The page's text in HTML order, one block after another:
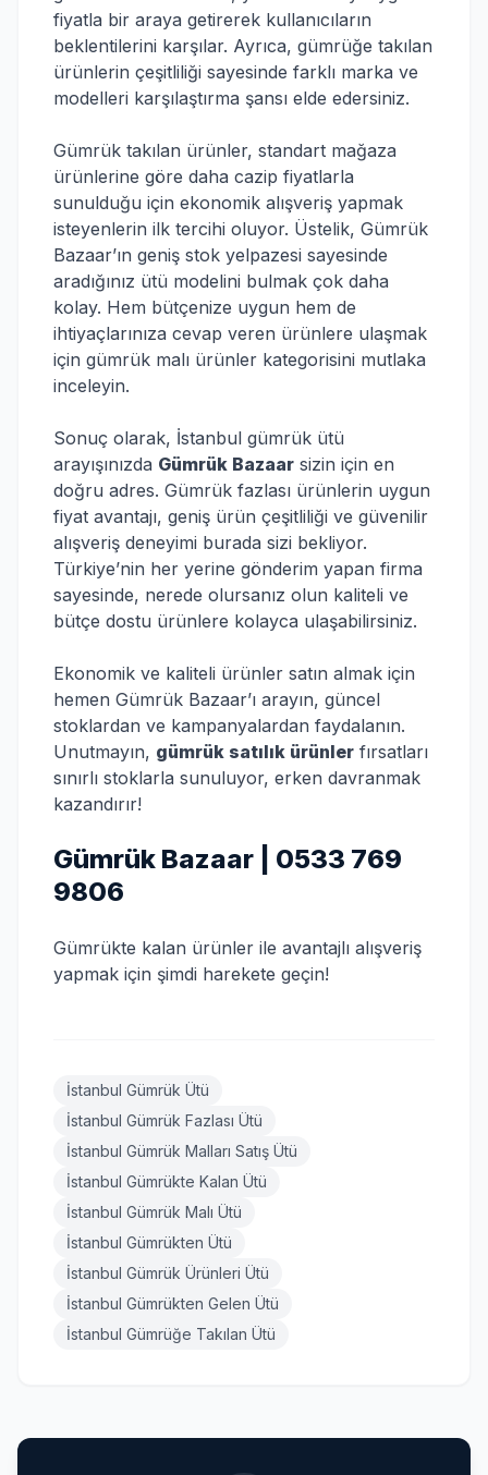
fiyatla bir araya getirerek kullanıcıların
beklentilerini karşılar. Ayrıca, gümrüğe takılan
ürünlerin çeşitliliği sayesinde farklı marka ve
modelleri karşılaştırma şansı elde edersiniz.
Gümrük takılan ürünler, standart mağaza
ürünlerine göre daha cazip fiyatlarla
sunulduğu için ekonomik alışveriş yapmak
isteyenlerin ilk tercihi oluyor. Üstelik, Gümrük
Bazaar’ın geniş stok yelpazesi sayesinde
aradığınız ütü modelini bulmak çok daha
kolay. Hem bütçenize uygun hem de
ihtiyaçlarınıza cevap veren ürünlere ulaşmak
için gümrük malı ürünler kategorisini mutlaka
inceleyin.
Sonuç olarak, İstanbul gümrük ütü
arayışınızda Gümrük Bazaar sizin için en
doğru adres. Gümrük fazlası ürünlerin uygun
fiyat avantajı, geniş ürün çeşitliliği ve güvenilir
alışveriş deneyimi burada sizi bekliyor.
Türkiye’nin her yerine gönderim yapan firma
sayesinde, nerede olursanız olun kaliteli ve
bütçe dostu ürünlere kolayca ulaşabilirsiniz.
Ekonomik ve kaliteli ürünler satın almak için
hemen Gümrük Bazaar’ı arayın, güncel
stoklardan ve kampanyalardan faydalanın.
Unutmayın, gümrük satılık ürünler fırsatları
sınırlı stoklarla sunuluyor, erken davranmak
kazandırır!
Gümrük Bazaar | 0533 769
9806
Gümrükte kalan ürünler ile avantajlı alışveriş
yapmak için şimdi harekete geçin!
İstanbul Gümrük Ütü
İstanbul Gümrük Fazlası Ütü
İstanbul Gümrük Malları Satış Ütü
İstanbul Gümrükte Kalan Ütü
İstanbul Gümrük Malı Ütü
İstanbul Gümrükten Ütü
İstanbul Gümrük Ürünleri Ütü
İstanbul Gümrükten Gelen Ütü
İstanbul Gümrüğe Takılan Ütü